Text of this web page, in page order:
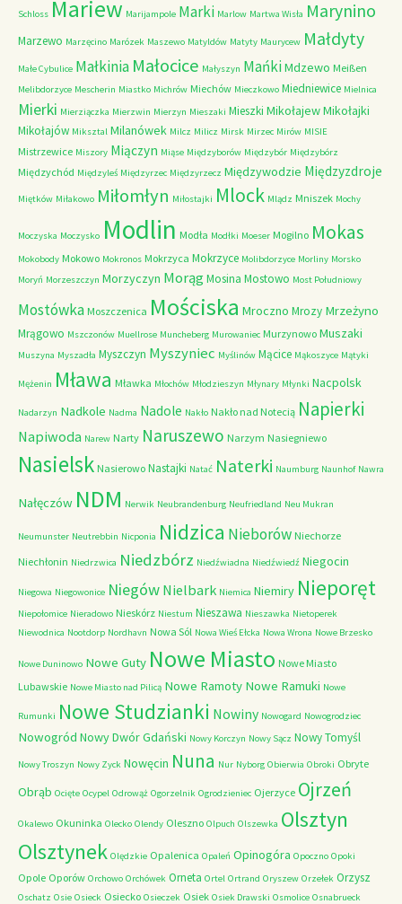
Schloss Mariew Marijampole Marki Marlow Martwa Wisła Marynino
Marzewo Marzęcino Marózek Maszewo Matyldów Matyty Maurycew Małdyty
Małe Cybulice Małkinia Małocice Małyszyn MańkiMdzewo Meißen
Melibdorzyce Mescherin Miastko Michrów Miechów Mieczkowo Miedniewice Mielnica
Mierki Mierziączka Mierzwin Mierzyn Mieszaki Mieszki MikołajewMikołajki
Mikołajów Miksztal Milanówek Milcz Milicz Mirsk Mirzec Mirów MISIE
Mistrzewice Miszory Miączyn Miąse Międzyborów Międzybór Międzybórz
Międzychód Międzyleś Międzyrzec Międzyrzecz Międzywodzie Międzyzdroje
Miętków Miłakowo Miłomłyn Miłostajki Mlock Mlądz Mniszek Mochy
Moczyska Moczysko Modlin Modła Modłki Moeser Mogilno Mokas
Mokobody Mokowo Mokronos Mokrzyca Mokrzyce Molibdorzyce Morliny Morsko
Moryń Morzeszczyn Morzyczyn MorągMosina Mostowo Most Południowy
Mostówka Moszczenica Mościska Mroczno Mrozy Mrzeżyno
Mrągowo Mszczonów Muellrose Muncheberg Murowaniec Murzynowo Muszaki
Muszyna Myszadła Myszczyn Myszyniec Myślinów Mącice Mąkoszyce Mątyki
Mężenin Mława Mławka Młochów Młodzieszyn Młynary Młynki Nacpolsk
Nadarzyn Nadkole Nadma Nadole Nakło Nakło nad Notecią Napierki
Napiwoda Narew Narty Naruszewo Narzym Nasiegniewo
Nasielsk Nasierowo Nastajki Natać Naterki Naumburg Naunhof Nawra
Nałęczów NDM Nerwik Neubrandenburg Neufriedland Neu Mukran
Neumunster Neutrebbin Nicponia Nidzica Nieborów Niechorze
Niechłonin Niedrzwica Niedzbórz Niedźwiadna Niedźwiedź Niegocin
Niegowa Niegowonice Niegów Nielbark Niemica Niemiry Nieporęt
Niepołomice Nieradowo Nieskórz Niestum Nieszawa Nieszawka Nietoperek
Niewodnica Nootdorp Nordhavn Nowa Sól Nowa Wieś Ełcka Nowa Wrona Nowe Brzesko
Nowe Duninowo Nowe Guty Nowe Miasto Nowe Miasto
Lubawskie Nowe Miasto nad Pilicą Nowe Ramoty Nowe Ramuki Nowe
Rumunki Nowe Studzianki Nowiny Nowogard Nowogrodziec
Nowogród Nowy Dwór Gdański Nowy Korczyn Nowy Sącz Nowy Tomyśl
Nowy Troszyn Nowy Zyck Nowęcin Nuna Nur Nyborg Obierwia Obroki Obryte
Obrąb Ocięte Ocypel Odrowąż Ogorzelnik Ogrodzieniec Ojerzyce Ojrzeń
Okalewo Okuninka Olecko Olendy Oleszno Olpuch Olszewka Olsztyn
Olsztynek Olędzkie Opalenica Opaleń Opinogóra Opoczno Opoki
Opole Oporów Orchowo Orchówek Orneta Ortel Ortrand Oryszew Orzełek Orzysz
Oschatz Osie Osieck Osiecko Osieczek Osiek Osiek Drawski Osmolice Osnabrueck